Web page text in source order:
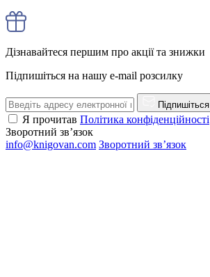
Дізнавайтеся першим про акції та знижки
Підпишіться на нашу e-mail розсилку
Підпишіться
Я прочитав Політика конфіденційності
Зворотний зв’язок
info@knigovan.com Зворотний зв’язок